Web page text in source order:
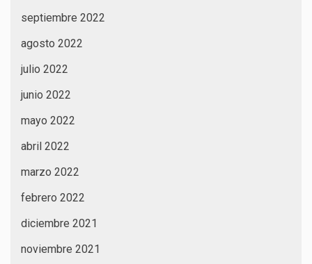
septiembre 2022
agosto 2022
julio 2022
junio 2022
mayo 2022
abril 2022
marzo 2022
febrero 2022
diciembre 2021
noviembre 2021